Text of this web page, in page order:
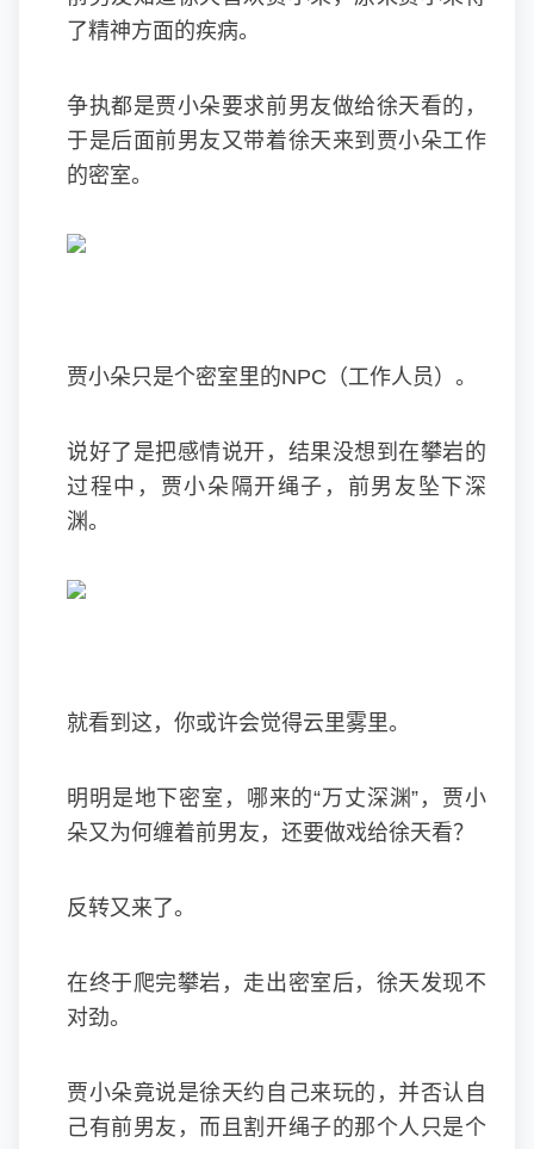
了精神方面的疾病。
争执都是贾小朵要求前男友做给徐天看的，
于是后面前男友又带着徐天来到贾小朵工作
的密室。
贾小朵只是个密室里的NPC（工作人员）。
说好了是把感情说开，结果没想到在攀岩的
过程中，贾小朵隔开绳子，前男友坠下深
渊。
就看到这，你或许会觉得云里雾里。
明明是地下密室，哪来的“万丈深渊”，贾小
朵又为何缠着前男友，还要做戏给徐天看？
反转又来了。
在终于爬完攀岩，走出密室后，徐天发现不
对劲。
贾小朵竟说是徐天约自己来玩的，并否认自
己有前男友，而且割开绳子的那个人只是个